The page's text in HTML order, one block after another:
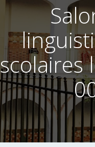
scolaires